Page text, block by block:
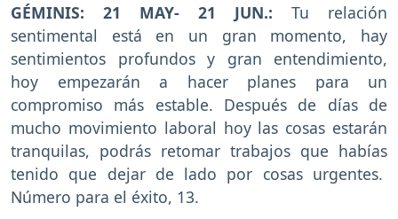
GÉMINIS: 21 MAY- 21 JUN.: Tu relación
sentimental está en un gran momento, hay
sentimientos profundos y gran entendimiento,
hoy empezarán a hacer planes para un
compromiso más estable. Después de días de
mucho movimiento laboral hoy las cosas estarán
tranquilas, podrás retomar trabajos que habías
tenido que dejar de lado por cosas urgentes.
Número para el éxito, 13.